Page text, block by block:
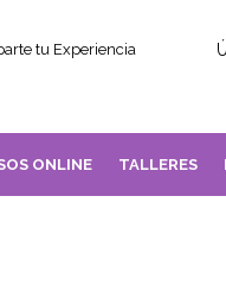
tu Experiencia
ONLINE TALLERES